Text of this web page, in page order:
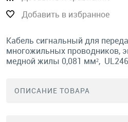
Добавить в избранное
Кабель сигнальный для
многожильных проводников,
медной жилы 0,081 мм²,
ОПИСАНИЕ ТОВАРА